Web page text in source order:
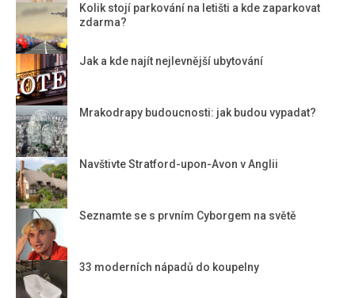
Kolik stojí parkování na letišti a kde zaparkovat
zdarma?
Jak a kde najít nejlevnější ubytování
Mrakodrapy budoucnosti: jak budou vypadat?
Navštivte Stratford-upon-Avon v Anglii
Seznamte se s prvním Cyborgem na světě
33 moderních nápadů do koupelny